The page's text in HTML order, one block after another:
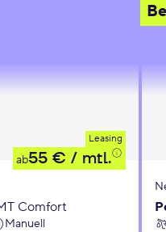
Leasing
ab55 € / mtl.
Comfort
Manuell